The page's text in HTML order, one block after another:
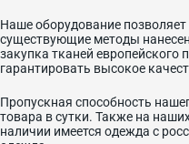
Наше оборудование
существующие методы
закупка тканей европейского
гарантировать высокое
Пропускная способность
товара в сутки. Также на
наличии имеется одежда с